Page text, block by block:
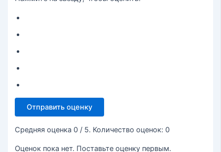
Отправить оценку
Средняя оценка 0 / 5. Количество оценок: 0
Оценок пока нет. Поставьте оценку первым.